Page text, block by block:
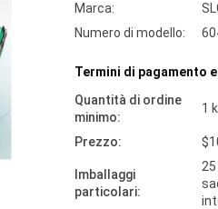
Marca:
Numero di modello:
Termini di pagamento
Quantità di ordine
minimo:
1
Prezzo:
Imballaggi
particolari: